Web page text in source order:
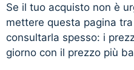
Se il tuo acquisto non è
mettere questa pagina
consultarla spesso: i
giorno con il prezzo più